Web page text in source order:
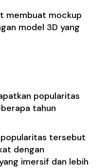
membuat mockup
model 3D yang
popularitas
tahun
tersebut
dengan
imersif dan lebih